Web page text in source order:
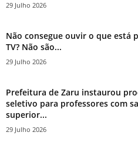
29 Julho 2026
Não consegue ouvir o que está
TV? Não são...
29 Julho 2026
Prefeitura de Zaru instaurou
seletivo para professores com
superior...
29 Julho 2026